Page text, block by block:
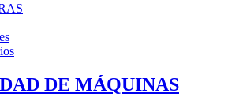
DE MÁQUINAS